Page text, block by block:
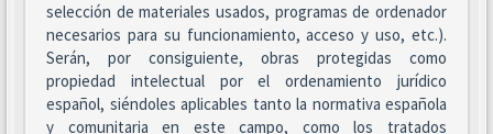
selección de materiales usados, programas de ordenador
necesarios para su funcionamiento, acceso y uso, etc.).
Serán, por consiguiente, obras protegidas como
propiedad intelectual por el ordenamiento jurídico
español, siéndoles aplicables tanto la normativa española
y comunitaria en este campo, como los tratados